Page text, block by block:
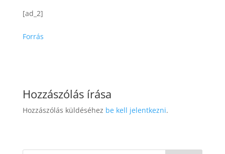
[ad_2]
Forrás
Hozzászólás írása
Hozzászólás küldéséhez be kell jelentkezni.